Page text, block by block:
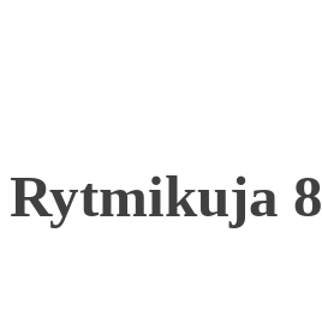
Rytmikuja 8